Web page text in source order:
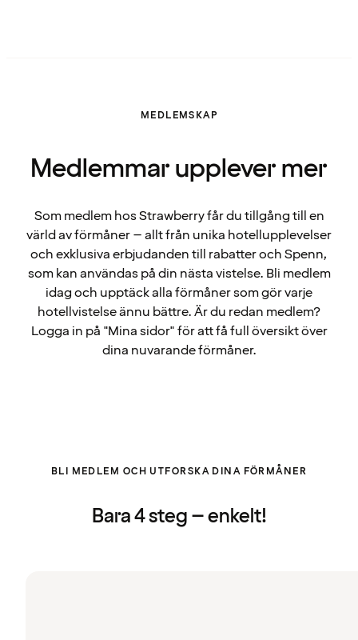
MEDLEMSKAP
Medlemmar upplever mer
Som medlem hos Strawberry får du tillgång till en
värld av förmåner – allt från unika hotellupplevelser
och exklusiva erbjudanden till rabatter och Spenn,
som kan användas på din nästa vistelse. Bli medlem
idag och upptäck alla förmåner som gör varje
hotellvistelse ännu bättre. Är du redan medlem?
Logga in på "Mina sidor" för att få full översikt över
dina nuvarande förmåner.
BLI MEDLEM OCH UTFORSKA DINA FÖRMÅNER
Bara 4 steg – enkelt!